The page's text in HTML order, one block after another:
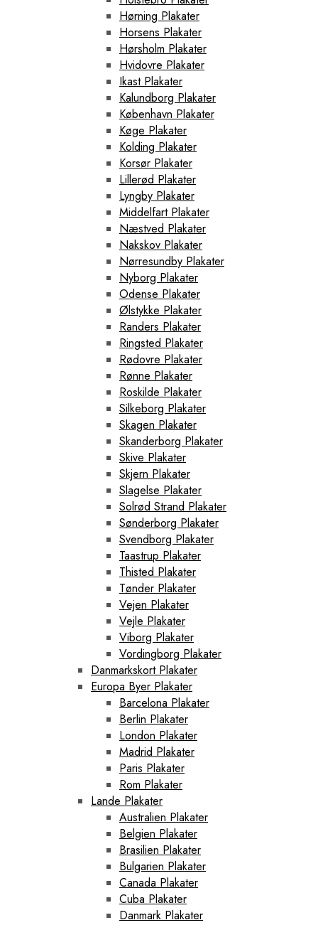
Hørning Plakater
Horsens Plakater
Hørsholm Plakater
Hvidovre Plakater
Ikast Plakater
Kalundborg Plakater
København Plakater
Køge Plakater
Kolding Plakater
Korsør Plakater
Lillerød Plakater
Lyngby Plakater
Middelfart Plakater
Næstved Plakater
Nakskov Plakater
Nørresundby Plakater
Nyborg Plakater
Odense Plakater
Ølstykke Plakater
Randers Plakater
Ringsted Plakater
Rødovre Plakater
Rønne Plakater
Roskilde Plakater
Silkeborg Plakater
Skagen Plakater
Skanderborg Plakater
Skive Plakater
Skjern Plakater
Slagelse Plakater
Solrød Strand Plakater
Sønderborg Plakater
Svendborg Plakater
Taastrup Plakater
Thisted Plakater
Tønder Plakater
Vejen Plakater
Vejle Plakater
Viborg Plakater
Vordingborg Plakater
Danmarkskort Plakater
Europa Byer Plakater
Barcelona Plakater
Berlin Plakater
London Plakater
Madrid Plakater
Paris Plakater
Rom Plakater
Lande Plakater
Australien Plakater
Belgien Plakater
Brasilien Plakater
Bulgarien Plakater
Canada Plakater
Cuba Plakater
Danmark Plakater